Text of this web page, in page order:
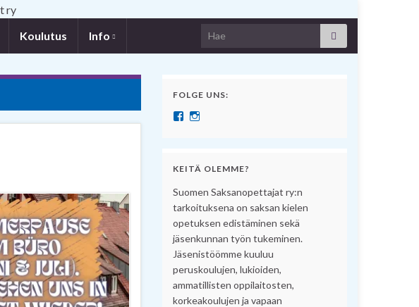
Koulutus Info Search for:
FOLGE UNS:
Näytä SuomenSaksanopettajat:n profiili Facebook
Näytä suomensaksanopettajat:n profiili Instagram
KEITÄ OLEMME?
Suomen Saksanopettajat ry:n
tarkoituksena on saksan kielen
opetuksen edistäminen sekä
jäsenkunnan työn tukeminen.
Jäsenistöömme kuuluu
peruskoulujen, lukioiden,
ammatillisten oppilaitosten,
korkeakoulujen ja vapaan